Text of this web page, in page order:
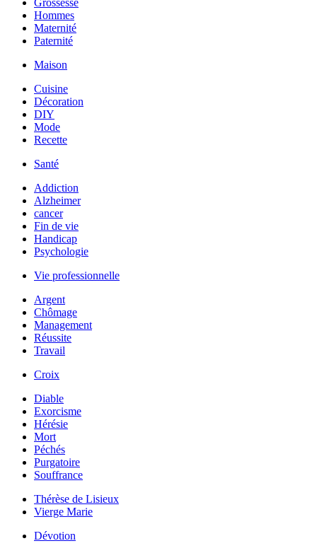
Grossesse
Hommes
Maternité
Paternité
Maison
Cuisine
Décoration
DIY
Mode
Recette
Santé
Addiction
Alzheimer
cancer
Fin de vie
Handicap
Psychologie
Vie professionnelle
Argent
Chômage
Management
Réussite
Travail
Croix
Diable
Exorcisme
Hérésie
Mort
Péchés
Purgatoire
Souffrance
Thérèse de Lisieux
Vierge Marie
Dévotion